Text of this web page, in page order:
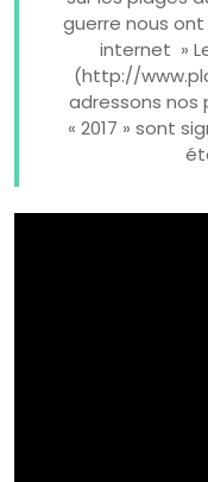
guerre nous
internet »
(http://
adressons nos
« 2017 » sont